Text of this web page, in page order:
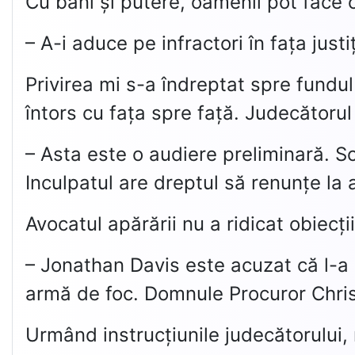
– A-i aduce pe infractori în fața
Privirea mi s-a îndreptat spre
întors cu fața spre față.
– Asta este o audiere preliminară.
Inculpatul are dreptul să renunțe la
Avocatul apărării nu a ridicat
– Jonathan Davis este acuzat că l-
armă de foc. Domnule Procuror
Urmând instrucțiunile